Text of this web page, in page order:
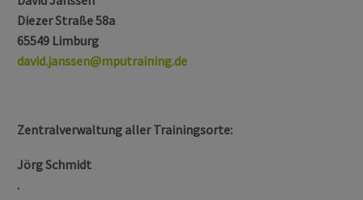
Diezer Straße 58a
65549 Limburg
david.janssen@mputraining.de
Zentralverwaltung aller Trainingsorte:
Jörg Schmidt
.